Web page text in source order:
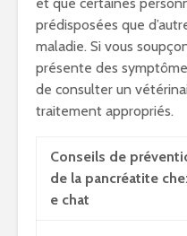
prédisposées que
maladie. Si vous
présente des
de consulter un
traitement appropriés.
Conseils de
de la pancréatite
e chat